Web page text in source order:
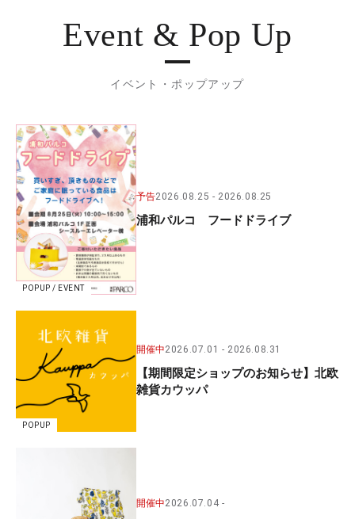
Event & Pop Up
イベント・ポップアップ
POPUP / EVENT
予告2026.08.25 2026.08.25
浦和パルコ フードドライブ
POPUP
開催中2026.07.01 2026.08.31
【期間限定ショップのお知らせ】北欧
雑貨カウッパ
開催中2026.07.04